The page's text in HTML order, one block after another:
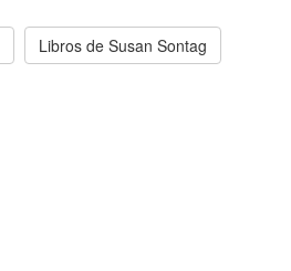
Libros de Susan Sontag